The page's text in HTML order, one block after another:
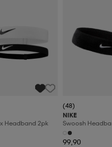
Headband 2pk
(48)
NIKE
Swoosh
99,90